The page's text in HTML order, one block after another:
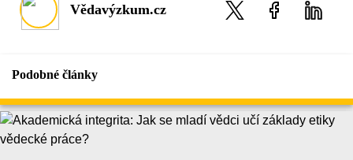
Vědavýzkum.cz
Podobné články